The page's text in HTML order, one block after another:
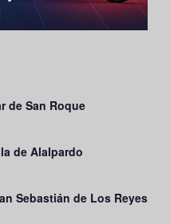
de San Roque
de Alalpardo
Sebastián de Los Reyes